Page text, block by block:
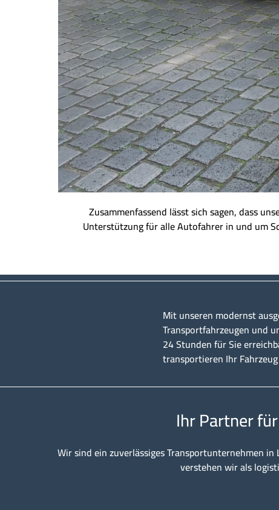
Zusammenfassend lässt sich sagen, dass
Unterstützung für alle Autofahrer in und um
Mit unseren modernst
Transportfahrzeugen und
24 Stunden für Sie
transportieren Ihr
Ihr Partner
Wir sind ein zuverlässiges Transportunternehmen
verstehen wir als